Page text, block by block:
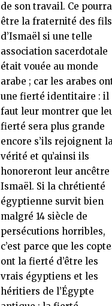
de son travail. Ce
être la fraternité des fils
d’Ismaël si une telle
association sacerdotale
était vouée au monde
arabe ; car les arabes
une fierté identitaire : il
faut leur montrer que
fierté sera plus grande
encore s’ils rejoignent
vérité et qu’ainsi ils
honoreront leur ancêtre
Ismaël. Si la chrétienté
égyptienne survit bien
malgré 14 siècle de
persécutions horribles,
c’est parce que les
ont la fierté d’être les
vrais égyptiens et les
héritiers de l’Égypte